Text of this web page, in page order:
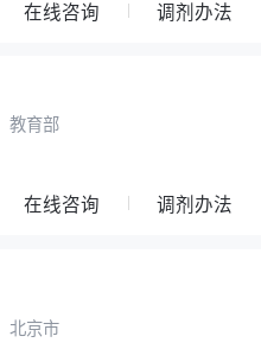
在线咨询 调剂办法
教育部
在线咨询 调剂办法
北京市